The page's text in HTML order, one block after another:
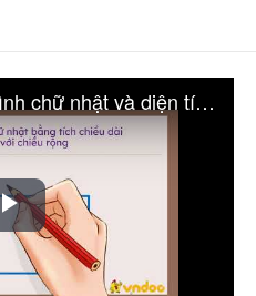
Play
Video
Công thức tính chu vi hình chữ nhật và diện tích hình chữ nhật - VnDoc.com